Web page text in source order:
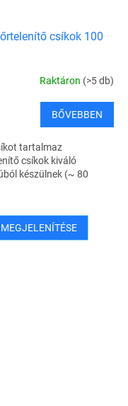
csíkok 100
Raktáron (>5 db)
BŐVEBBEN
tartalmaz
csíkok kiváló
készülnek (~ 80